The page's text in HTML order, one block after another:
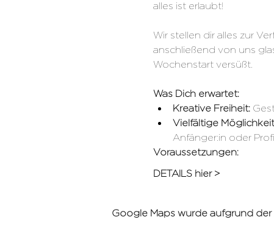
alles ist erlaubt!
Wir stellen dir alles zur
anschließend von uns
Wochenstart versüßt.
Was Dich erwartet:
Kreative Freiheit:
Vielfältige
Anfänger:in oder
Voraussetzungen:
DETAILS hier >
Google Maps wurde aufgrund